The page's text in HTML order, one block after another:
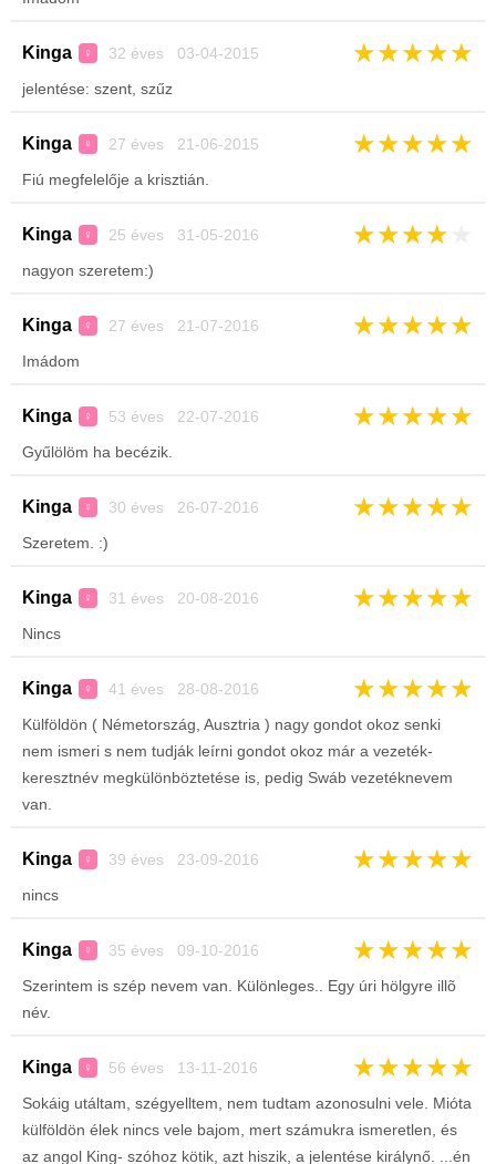
Kinga ♀ 32 éves 03-04-2015 ★★★★★
jelentése: szent, szűz
Kinga ♀ 27 éves 21-06-2015 ★★★★★
Fiú megfelelője a krisztián.
Kinga ♀ 25 éves 31-05-2016 ★★★★
nagyon szeretem:)
Kinga ♀ 27 éves 21-07-2016 ★★★★★
Imádom
Kinga ♀ 53 éves 22-07-2016 ★★★★★
Gyűlölöm ha becézik.
Kinga ♀ 30 éves 26-07-2016 ★★★★★
Szeretem. :)
Kinga ♀ 31 éves 20-08-2016 ★★★★★
Nincs
Kinga ♀ 41 éves 28-08-2016 ★★★★★
Külföldön ( Németország, Ausztria ) nagy gondot okoz senki
nem ismeri s nem tudják leírni gondot okoz már a vezeték-
keresztnév megkülönböztetése is, pedig Swáb vezetéknevem
van.
Kinga ♀ 39 éves 23-09-2016 ★★★★★
nincs
Kinga ♀ 35 éves 09-10-2016 ★★★★★
Szerintem is szép nevem van. Különleges.. Egy úri hölgyre illõ
név.
Kinga ♀ 56 éves 13-11-2016 ★★★★★
Sokáig utáltam, szégyelltem, nem tudtam azonosulni vele. Mióta
külföldön élek nincs vele bajom, mert számukra ismeretlen, és
az angol King- szóhoz kötik, azt hiszik, a jelentése királynő. ...én